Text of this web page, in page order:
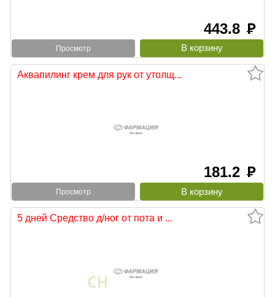
443.8 руб
Просмотр
Аквапилинг крем для рук от утолщ...
181.2 руб
Просмотр
5 дней Средство д/ног от пота и ...